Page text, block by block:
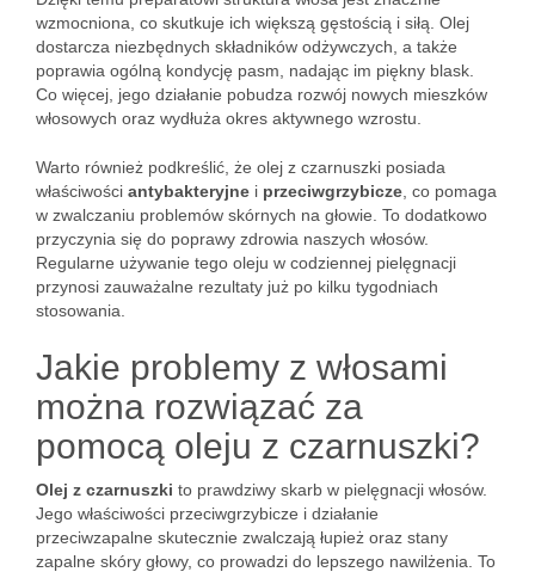
wzmocniona, co skutkuje ich większą gęstością i siłą. Olej
dostarcza niezbędnych składników odżywczych, a także
poprawia ogólną kondycję pasm, nadając im piękny blask.
Co więcej, jego działanie pobudza rozwój nowych mieszków
włosowych oraz wydłuża okres aktywnego wzrostu.
Warto również podkreślić, że olej z czarnuszki posiada
właściwości antybakteryjne i przeciwgrzybicze , co pomaga
w zwalczaniu problemów skórnych na głowie. To dodatkowo
przyczynia się do poprawy zdrowia naszych włosów.
Regularne używanie tego oleju w codziennej pielęgnacji
przynosi zauważalne rezultaty już po kilku tygodniach
stosowania.
Jakie problemy z włosami
można rozwiązać za
pomocą oleju z czarnuszki?
Olej z czarnuszki to prawdziwy skarb w pielęgnacji włosów.
Jego właściwości przeciwgrzybicze i działanie
przeciwzapalne skutecznie zwalczają łupież oraz stany
zapalne skóry głowy, co prowadzi do lepszego nawilżenia. To